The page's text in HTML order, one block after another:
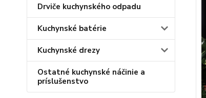
Drviče kuchynského odpadu
Kuchynské batérie
Kuchynské drezy
Ostatné kuchynské náčinie a
príslušenstvo